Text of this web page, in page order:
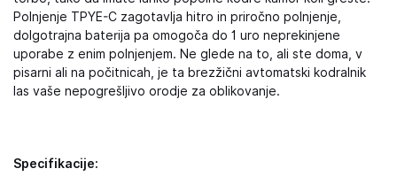
Polnjenje TPYE-C zagotavlja hitro in priročno polnjenje,
dolgotrajna baterija pa omogoča do 1 uro neprekinjene
uporabe z enim polnjenjem. Ne glede na to, ali ste doma, v
pisarni ali na počitnicah, je ta brezžični avtomatski kodralnik
las vaše nepogrešljivo orodje za oblikovanje.
Specifikacije: